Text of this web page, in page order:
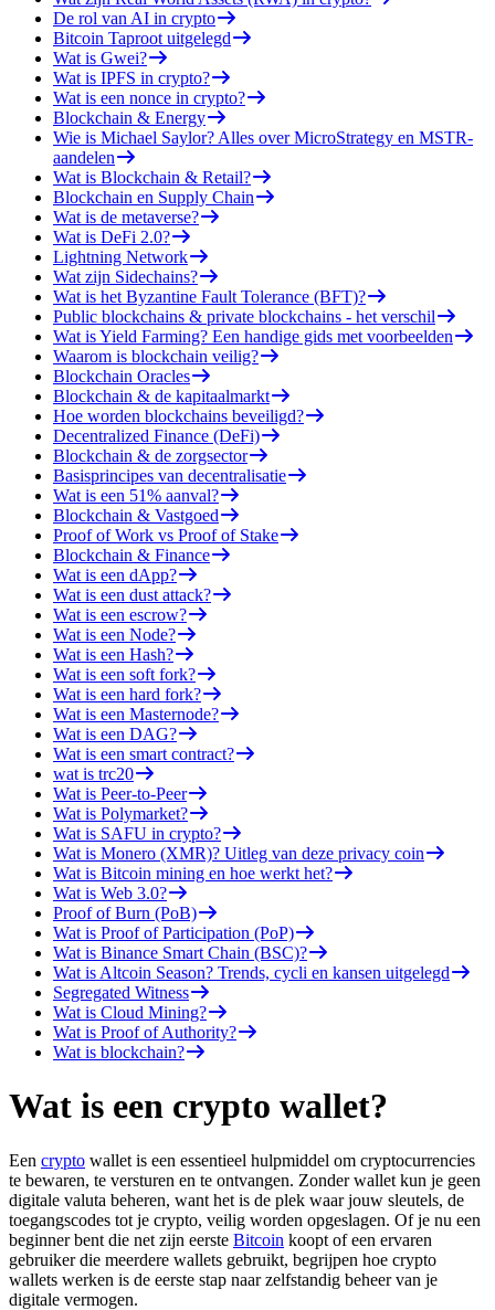
De rol van AI in crypto
Bitcoin Taproot uitgelegd
Wat is Gwei?
Wat is IPFS in crypto?
Wat is een nonce in crypto?
Blockchain & Energy
Wie is Michael Saylor? Alles over MicroStrategy en MSTR-
aandelen
Wat is Blockchain & Retail?
Blockchain en Supply Chain
Wat is de metaverse?
Wat is DeFi 2.0?
Lightning Network
Wat zijn Sidechains?
Wat is het Byzantine Fault Tolerance (BFT)?
Public blockchains & private blockchains - het verschil
Wat is Yield Farming? Een handige gids met voorbeelden
Waarom is blockchain veilig?
Blockchain Oracles
Blockchain & de kapitaalmarkt
Hoe worden blockchains beveiligd?
Decentralized Finance (DeFi)
Blockchain & de zorgsector
Basisprincipes van decentralisatie
Wat is een 51% aanval?
Blockchain & Vastgoed
Proof of Work vs Proof of Stake
Blockchain & Finance
Wat is een dApp?
Wat is een dust attack?
Wat is een escrow?
Wat is een Node?
Wat is een Hash?
Wat is een soft fork?
Wat is een hard fork?
Wat is een Masternode?
Wat is een DAG?
Wat is een smart contract?
wat is trc20
Wat is Peer-to-Peer
Wat is Polymarket?
Wat is SAFU in crypto?
Wat is Monero (XMR)? Uitleg van deze privacy coin
Wat is Bitcoin mining en hoe werkt het?
Wat is Web 3.0?
Proof of Burn (PoB)
Wat is Proof of Participation (PoP)
Wat is Binance Smart Chain (BSC)?
Wat is Altcoin Season? Trends, cycli en kansen uitgelegd
Segregated Witness
Wat is Cloud Mining?
Wat is Proof of Authority?
Wat is blockchain?
Wat is een crypto wallet?
Een crypto wallet is een essentieel hulpmiddel om cryptocurrencies
te bewaren, te versturen en te ontvangen. Zonder wallet kun je geen
digitale valuta beheren, want het is de plek waar jouw sleutels, de
toegangscodes tot je crypto, veilig worden opgeslagen. Of je nu een
beginner bent die net zijn eerste Bitcoin koopt of een ervaren
gebruiker die meerdere wallets gebruikt, begrijpen hoe crypto
wallets werken is de eerste stap naar zelfstandig beheer van je
digitale vermogen.